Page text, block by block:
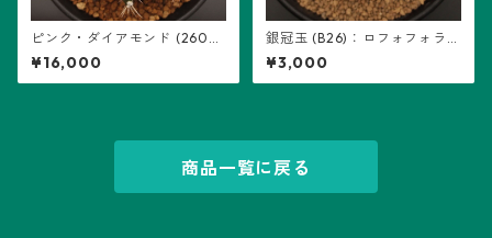
ピンク・ダイアモンド (2602-
PDM08)：ギムノカリキウム属
¥16,000
銀冠玉 (B26)：ロフォフォラ属
※実生
¥3,000
商品一覧に戻る